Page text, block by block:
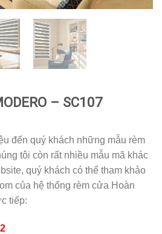
– SC107
đến quý khách những mẫu rèm
tôi còn rất nhiều mẫu mã khác
quý khách có thể tham khảo
của hệ thống rèm cửa Hoàn
tiếp: